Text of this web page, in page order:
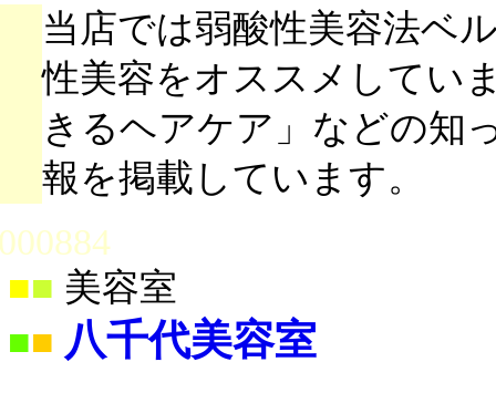
当店では弱酸性美容法ベ
性美容をオススメしてい
きるヘアケア」などの知
報を掲載しています。
■ 美容室
■■ 八千代美容室